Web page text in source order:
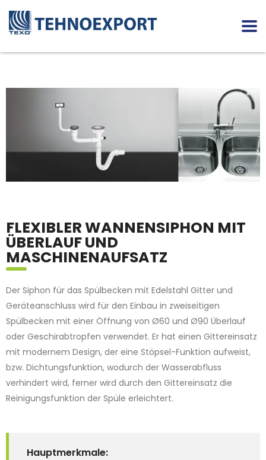
FLEXIBLER WANNENSIPHON MIT
ÜBERLAUF UND
MASCHINENAUFSATZ
Der Siphon für das Spülbecken mit Edelstahl Gitter und
Geräteanschluss wird für den Einbau in zweiseitigen
Spülbecken mit einer Öffnung von Ø60 und Ø90 Überlauf
oder Geschirabtropfen verwendet. Er hat einen Gittereinsatz
mit modernem Design, der eine Stöpsel-Funktion aufweist,
bzw. Dichtungsfunktion, wodurch der Wasserabfluss
verhindert wird, ferner wird durch den Gittereinsatz die
Reinigungsfunktion der Spüle erleichtert.
Hauptmerkmale: